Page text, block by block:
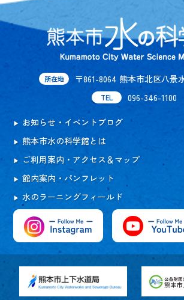
所在地 〒861-8064 熊本市北区八景
TEL 096-346-1100
お知らせ・イベントブログ
熊本市水の科学館とは
ご利用案内・アクセス＆マップ
館内案内・パンフレット
水のラーニングフィールド